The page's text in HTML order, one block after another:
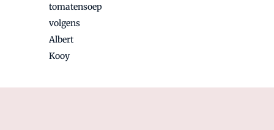
tomatensoep
volgens
Albert
Kooy